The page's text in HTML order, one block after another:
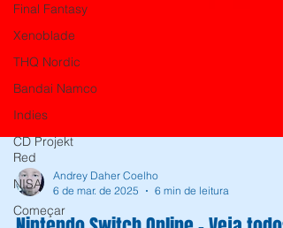
Final Fantasy
Xenoblade
THQ Nordic
Bandai Namco
Indies
CD Projekt
Red
NISA
Começar
6 de mar. de 2025
6 min de leitura